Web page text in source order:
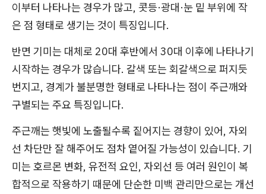
이부터 나타나는 경우가 많고, 콧등·광대·눈 밑 부위에 작
은 점 형태로 생기는 것이 특징입니다.
반면 기미는 대체로 20대 후반에서 30대 이후에 나타나기
시작하는 경우가 많습니다. 갈색 또는 회갈색으로 퍼지듯
번지고, 경계가 불분명한 형태로 나타나는 점이 주근깨와
구별되는 주요 특징입니다.
주근깨는 햇빛에 노출될수록 짙어지는 경향이 있어, 자외
선 차단만 잘 해주어도 점차 옅어질 가능성이 있습니다. 기
미는 호르몬 변화, 유전적 요인, 자외선 등 여러 원인이 복
합적으로 작용하기 때문에 단순한 미백 관리만으로는 개선